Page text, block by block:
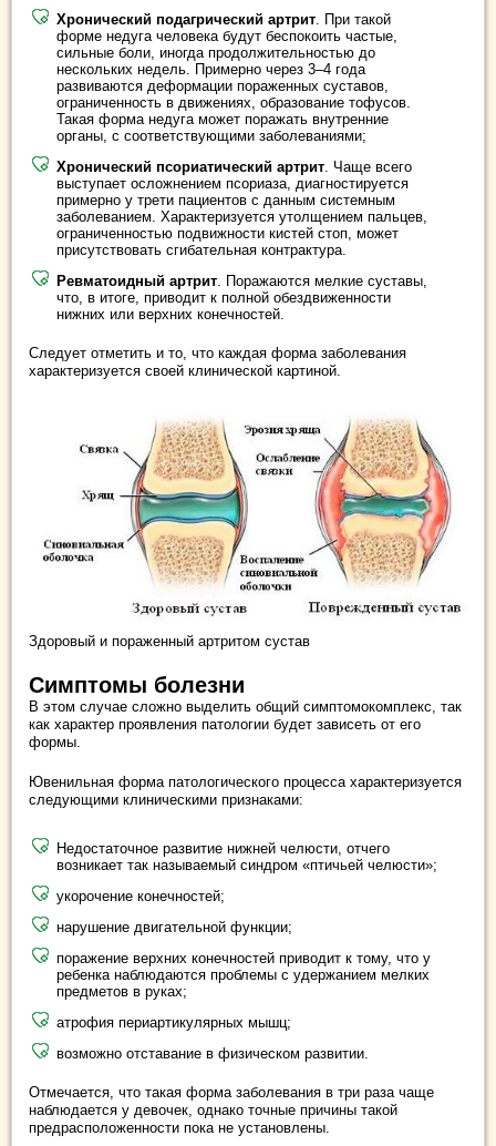
Хронический подагрический артрит. При такой
форме недуга человека будут беспокоить частые,
сильные боли, иногда продолжительностью до
нескольких недель. Примерно через 3–4 года
развиваются деформации пораженных суставов,
ограниченность в движениях, образование тофусов.
Такая форма недуга может поражать внутренние
органы, с соответствующими заболеваниями;
Хронический псориатический артрит. Чаще всего
выступает осложнением псориаза, диагностируется
примерно у трети пациентов с данным системным
заболеванием. Характеризуется утолщением пальцев,
ограниченностью подвижности кистей стоп, может
присутствовать сгибательная контрактура.
Ревматоидный артрит. Поражаются мелкие суставы,
что, в итоге, приводит к полной обездвиженности
нижних или верхних конечностей.
Следует отметить и то, что каждая форма заболевания
характеризуется своей клинической картиной.
Здоровый и пораженный артритом сустав
Симптомы болезни
В этом случае сложно выделить общий симптомокомплекс, так
как характер проявления патологии будет зависеть от его
формы.
Ювенильная форма патологического процесса характеризуется
следующими клиническими признаками:
Недостаточное развитие нижней челюсти, отчего
возникает так называемый синдром «птичьей челюсти»;
укорочение конечностей;
нарушение двигательной функции;
поражение верхних конечностей приводит к тому, что у
ребенка наблюдаются проблемы с удержанием мелких
предметов в руках;
атрофия периартикулярных мышц;
возможно отставание в физическом развитии.
Отмечается, что такая форма заболевания в три раза чаще
наблюдается у девочек, однако точные причины такой
предрасположенности пока не установлены.